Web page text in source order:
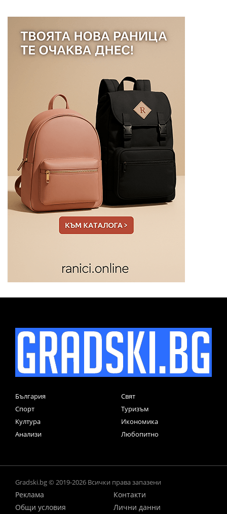
България
Свят
Спорт
Туризъм
Култура
Икономика
Анализи
Любопитно
Gradski.bg © 2019-2026 Всички права запазени
Реклама
Контакти
Общи условия
Лични данни